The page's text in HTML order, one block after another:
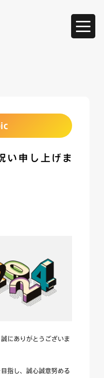
Click
い申し上げま
にありがとうございま
指し、誠心誠意努める